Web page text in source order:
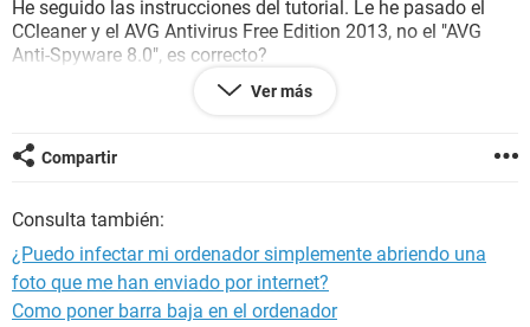
He seguido las instrucciones del tutorial. Le he pasado el
CCleaner y el AVG Antivirus Free Edition 2013, no el "AVG
Anti-Spyware 8.0", es correcto?
No veo la forma de copiar el informe aquí. Alguien podría
Saludos y gracias
César
Ver más
Compartir
Consulta también:
¿Puedo infectar mi ordenador simplemente abriendo una
foto que me han enviado por internet?
Como poner barra baja en el ordenador